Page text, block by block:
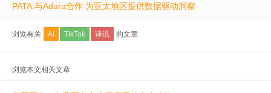
PATA:与Adara合作 为亚太地区提供数据驱动洞察
浏览有关 AI TikTok 译讯 的文章
浏览本文相关文章